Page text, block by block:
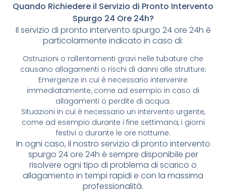
Quando Richiedere il Servizio di Pronto Intervento
Spurgo 24 Ore 24h?
Il servizio di pronto intervento spurgo 24 ore 24h è
particolarmente indicato in caso di:
Ostruzioni o rallentamenti gravi nelle tubature che
causano allagamenti o rischi di danni alle strutture;
Emergenze in cui è necessario intervenire
immediatamente, come ad esempio in caso di
allagamenti o perdite di acqua;
Situazioni in cui è necessario un intervento urgente,
come ad esempio durante i fine settimana, i giorni
festivi o durante le ore notturne.
In ogni caso, il nostro servizio di pronto intervento
spurgo 24 ore 24h è sempre disponibile per
risolvere ogni tipo di problema di scarico o
allagamento in tempi rapidi e con la massima
professionalità.